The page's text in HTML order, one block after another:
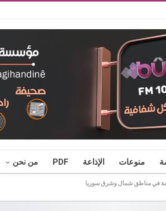
منوعات الإذاعة PDF من نحن
في مناطق شمال وشرق سوريا